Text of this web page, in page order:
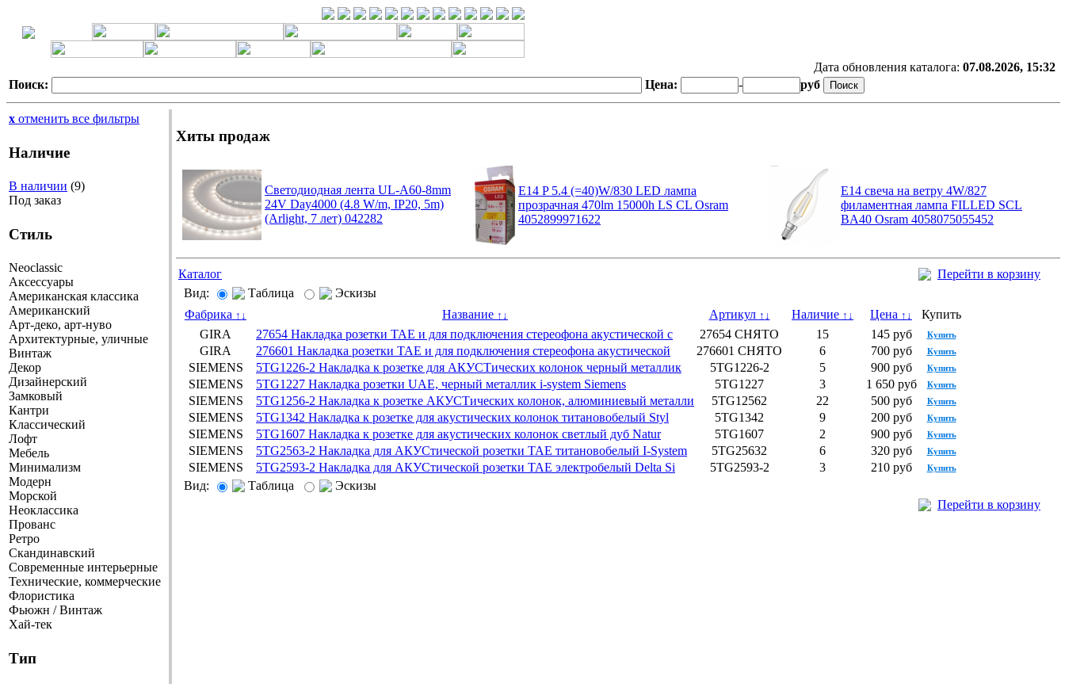
Дата обновления каталога: 07.08.2026, 15:32
Поиск:
Цена: - руб
x отменить все фильтры
Наличие
В наличии (9)
Под заказ
Стиль
Neoclassic
Аксессуары
Американская классика
Американский
Арт-деко, арт-нуво
Архитектурные, уличные
Винтаж
Декор
Дизайнерский
Замковый
Кантри
Классический
Лофт
Мебель
Минимализм
Модерн
Морской
Неоклассика
Прованс
Ретро
Скандинавский
Современные интерьерные
Технические, коммерческие
Флористика
Фьюжн / Винтаж
Хай-тек
Тип
Хиты продаж
Светодиодная лента UL-A60-8mm
24V Day4000 (4.8 W/m, IP20, 5m)
(Arlight, 7 лет) 042282
E14 P 5.4 (=40)W/830 LED лампа
прозрачная 470lm 15000h LS CL Osram
4052899971622
E14 свеча на ветру 4W/827
филаментная лампа FILLED SCL
BA40 Osram 4058075055452
Каталог
Перейти в корзину
Вид:
Таблица
Эскизы
Фабрика ↑ ↓ Название ↑ ↓ Артикул ↑ ↓ Наличие ↑ ↓ Цена ↑ ↓
Купить
GIRA
27654 Накладка розетки TAE и для подключения стереофона акустической с 27654 СНЯТО 15 145 руб Купить
GIRA 276601 Накладка розетки TAE и для подключения стереофона акустической 276601 СНЯТО 6 700 руб Купить
SIEMENS 5TG1226-2 Накладка к розетке для АКУСТических колонок черный металлик 5TG1226-2 5 900 руб Купить
SIEMENS 5TG1227 Накладка розетки UAE, черный металлик i-system Siemens 5TG1227 3 1 650 руб Купить
SIEMENS 5TG1256-2 Накладка к розетке АКУСТических колонок, алюминиевый металли 5TG12562 22 500 руб Купить
SIEMENS 5TG1342 Накладка к розетке для акустических колонок титановобелый Styl 5TG1342 9 200 руб Купить
SIEMENS 5TG1607 Накладка к розетке для акустических колонок светлый дуб Natur 5TG1607 2 900 руб Купить
SIEMENS 5TG2563-2 Накладка для АКУСтической розетки TAE титановобелый I-System 5TG25632 6 320 руб Купить
SIEMENS 5TG2593-2 Накладка для АКУСтической розетки TAE электробелый Delta Si 5TG2593-2 3 210 руб Купить
Вид: Таблица
Эскизы
Перейти в корзину